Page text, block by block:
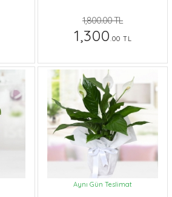
1,800.00 TL
1,300.00 TL
Aynı Gün Teslimat